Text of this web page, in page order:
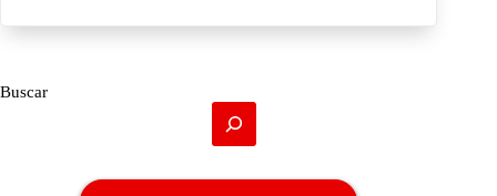
Buscar